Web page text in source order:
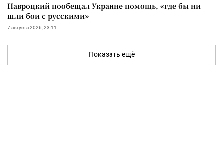
Навроцкий пообещал Украине помощь, «где бы ни
шли бои с русскими»
7 августа 2026, 23:11
Показать ещё